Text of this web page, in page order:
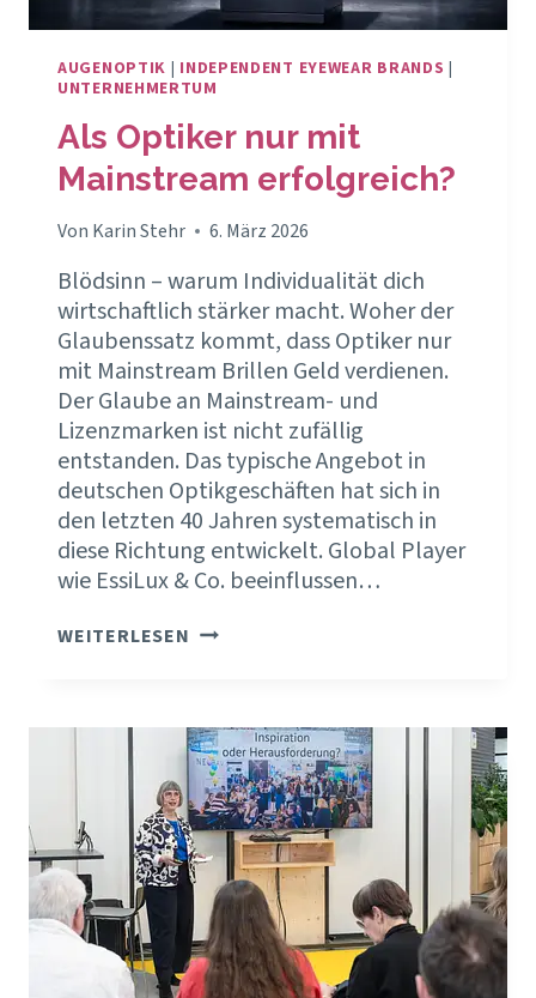
AUGENOPTIK | INDEPENDENT EYEWEAR BRANDS |
UNTERNEHMERTUM
Als Optiker nur mit
Mainstream erfolgreich?
Von Karin Stehr 6. März 2026
Blödsinn – warum Individualität dich
wirtschaftlich stärker macht. Woher der
Glaubenssatz kommt, dass Optiker nur
mit Mainstream Brillen Geld verdienen.
Der Glaube an Mainstream- und
Lizenzmarken ist nicht zufällig
entstanden. Das typische Angebot in
deutschen Optikgeschäften hat sich in
den letzten 40 Jahren systematisch in
diese Richtung entwickelt. Global Player
wie EssiLux & Co. beeinflussen…
WEITERLESEN ALS
MAINSTREAM
ERFOLGREICH?